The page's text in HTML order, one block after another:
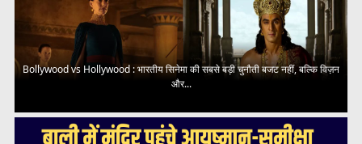
Bollywood vs Hollywood : भारतीय सिनेमा की सबसे बड़ी चुनौती बजट नहीं, बल्कि विज़न
और...